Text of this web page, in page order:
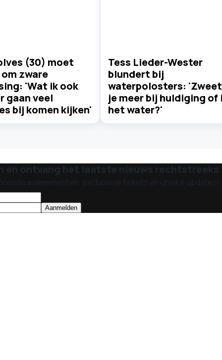
(30) moet
zware
'Wat ik ook
gaan veel
bij komen kijken'
Tess Lieder-Wester
blundert bij
waterpolosters: 'Zweet
je meer bij huldiging of
het water?'
en ontvang het laatste nieuws rechtstreeks
evenementen, exclusieve tickets en unieke updates!